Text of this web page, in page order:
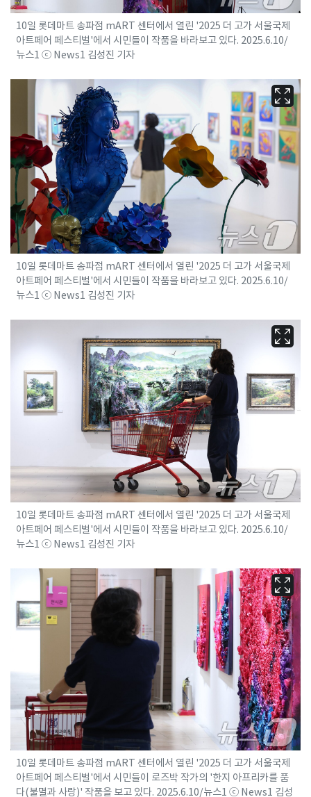
10일 롯데마트 송파점 mART 센터에서 열린 '2025 더 고가 서울국제
아트페어 페스티벌'에서 시민들이 작품을 바라보고 있다. 2025.6.10/
뉴스1 ⓒ News1 김성진 기자
10일 롯데마트 송파점 mART 센터에서 열린 '2025 더 고가 서울국제
아트페어 페스티벌'에서 시민들이 작품을 바라보고 있다. 2025.6.10/
뉴스1 ⓒ News1 김성진 기자
10일 롯데마트 송파점 mART 센터에서 열린 '2025 더 고가 서울국제
아트페어 페스티벌'에서 시민들이 작품을 바라보고 있다. 2025.6.10/
뉴스1 ⓒ News1 김성진 기자
10일 롯데마트 송파점 mART 센터에서 열린 '2025 더 고가 서울국제
아트페어 페스티벌'에서 시민들이 로즈박 작가의 '한지 아프리카를 품
다(불멸과 사랑)' 작품을 보고 있다. 2025.6.10/뉴스1 ⓒ News1 김성